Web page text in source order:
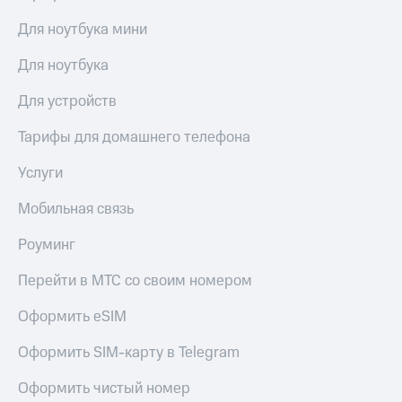
Для ноутбука мини
Для ноутбука
Для устройств
Тарифы для домашнего телефона
Услуги
Мобильная связь
Роуминг
Перейти в МТС со своим номером
Оформить eSIM
Оформить SIM-карту в Telegram
Оформить чистый номер